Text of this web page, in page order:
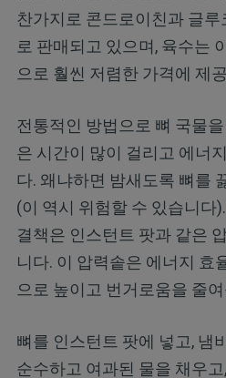
찬가지로 콘드로이친과 글
로 판매되고 있으며, 육수는
으로 훨씬 저렴한 가격에 제
전통적인 방법으로 뼈 국물
은 시간이 많이 걸리고 에너
다. 왜냐하면 밤새도록 뼈를
(이 역시 위험할 수 있습니다
결책은 인스턴트 팟과 같은
니다. 이 압력솥은 에너지 효
으로 높이고 번거로움을 줄
뼈를 인스턴트 팟에 넣고, 냄
순수하고 여과된 물을 채우